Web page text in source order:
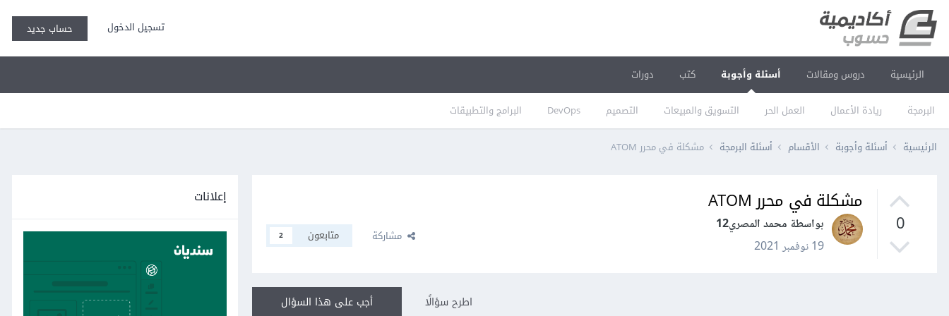
تسجيل الدخول حساب جديد
الرئيسية دروس ومقالات أسئلة وأجوبة
البرمجة ريادة الأعمال العمل الحر التسويق والمبيعات التصميم DevOps البرامج والتطبيقات
كتب دورات
الرئيسية أسئلة وأجوبة الأقسام أسئلة البرمجة مشكلة في محرر ATOM
0
مشكلة في محرر ATOM
بواسطة محمد المصري12
19 نوفمبر 2021
مشاركة متابعون 2
أجب على هذا السؤال اطرح سؤالًا
إعلانات